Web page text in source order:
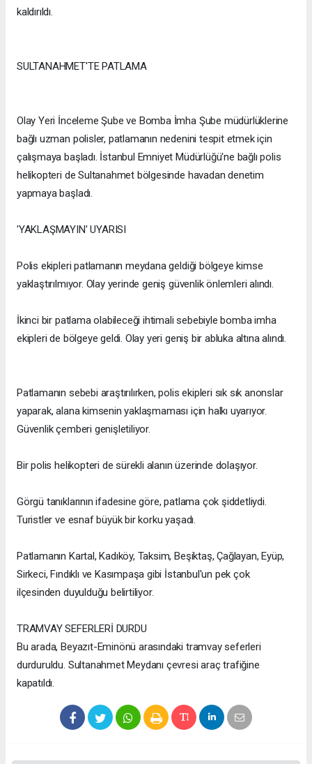
kaldırıldı.
SULTANAHMET'TE PATLAMA
Olay Yeri İnceleme Şube ve Bomba İmha Şube müdürlüklerine
bağlı uzman polisler, patlamanın nedenini tespit etmek için
çalışmaya başladı. İstanbul Emniyet Müdürlüğü'ne bağlı polis
helikopteri de Sultanahmet bölgesinde havadan denetim
yapmaya başladı.
'YAKLAŞMAYIN' UYARISI
Polis ekipleri patlamanın meydana geldiği bölgeye kimse
yaklaştırılmıyor. Olay yerinde geniş güvenlik önlemleri alındı.
İkinci bir patlama olabileceği ihtimali sebebiyle bomba imha
ekipleri de bölgeye geldi. Olay yeri geniş bir abluka altına alındı.
Patlamanın sebebi araştırılırken, polis ekipleri sık sık anonslar
yaparak, alana kimsenin yaklaşmaması için halkı uyarıyor.
Güvenlik çemberi genişletiliyor.
Bir polis helikopteri de sürekli alanın üzerinde dolaşıyor.
Görgü tanıklarının ifadesine göre, patlama çok şiddetliydi.
Turistler ve esnaf büyük bir korku yaşadı.
Patlamanın Kartal, Kadıköy, Taksim, Beşiktaş, Çağlayan, Eyüp,
Sirkeci, Fındıklı ve Kasımpaşa gibi İstanbul'un pek çok
ilçesinden duyulduğu belirtiliyor.
TRAMVAY SEFERLERİ DURDU
Bu arada, Beyazıt-Eminönü arasındaki tramvay seferleri
durduruldu. Sultanahmet Meydanı çevresi araç trafiğine
kapatıldı.